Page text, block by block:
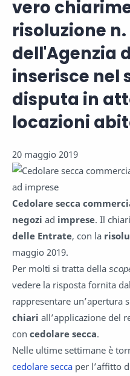
vero
risoluzione n.
dell'Agenzia
inserisce nel
disputa in
locazioni
20 maggio 2019
Cedolare secca
negozi ad imprese. Il
delle Entrate, con la
maggio 2019.
Per molti si tratta della
vedere la risposta fornita
rappresentare un’apertura
chiari all’applicazione del
con cedolare secca.
Nelle ultime settimane è
cedolare secca per l’affitto